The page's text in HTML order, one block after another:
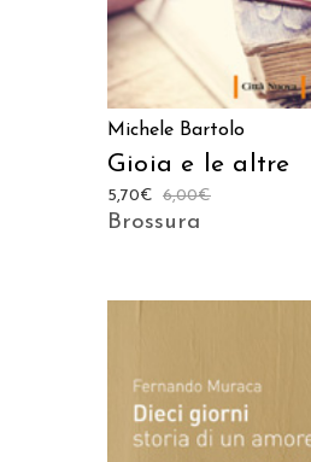
Michele Bartolo
Gioia e le altre
6,00€
5,70€
Brossura